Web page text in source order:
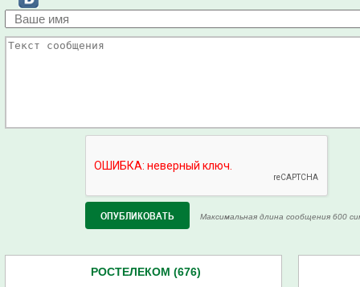
Максимальная длина сообщения 600
РОСТЕЛЕКОМ (676)